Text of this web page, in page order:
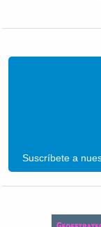
Suscríbete a